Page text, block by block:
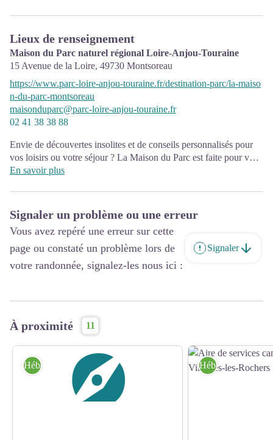
Lieux de renseignement
Maison du Parc naturel régional Loire-Anjou-Touraine
15 Avenue de la Loire, 49730 Montsoreau
https://www.parc-loire-anjou-touraine.fr/destination-parc/la-maiso
n-du-parc-montsoreau
maisonduparc@parc-loire-anjou-touraine.fr
02 41 38 38 88
Envie de découvertes insolites et de conseils personnalisés pour
vos loisirs ou votre séjour ? La Maison du Parc est faite pour vous
!
En savoir plus
Signaler un problème ou une erreur
Vous avez repéré une erreur sur cette
page ou constaté un problème lors de
votre randonnée, signalez-les nous ici :
Signaler
À proximité 11
Hébergement Hébergement